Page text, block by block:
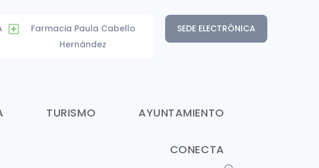
SEDE ELECTRÓNICA
Farmacia Paula Cabello
Hernández
TURISMO AYUNTAMIENTO
CONECTA